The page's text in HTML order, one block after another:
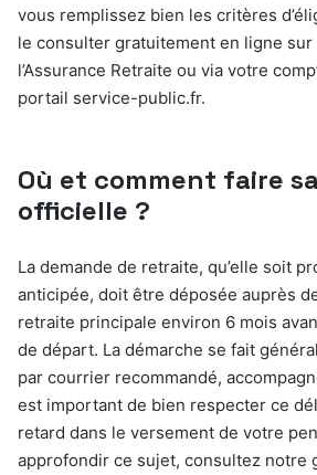
vous remplissez bien les critères
le consulter gratuitement en ligne
l’Assurance Retraite ou via votre
portail service-public.fr.
Où et comment faire
officielle ?
La demande de retraite, qu’elle soit
anticipée, doit être déposée auprès
retraite principale environ 6 mois
de départ. La démarche se fait
par courrier recommandé,
est important de bien respecter ce
retard dans le versement de votre
approfondir ce sujet, consultez notre